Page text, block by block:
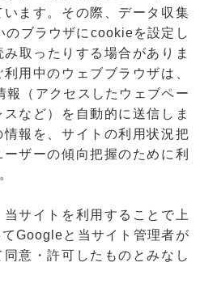
ます。その際、データ収集
ブラウザにcookieを設定し
取ったりする場合がありま
用中のウェブブラウザは、
（アクセスしたウェブペー
など）を自動的に送信しま
報を、サイトの利用状況把
ザーの傾向把握のために利
サイトを利用することで上
Googleと当サイト管理者が
意・許可したものとみなし